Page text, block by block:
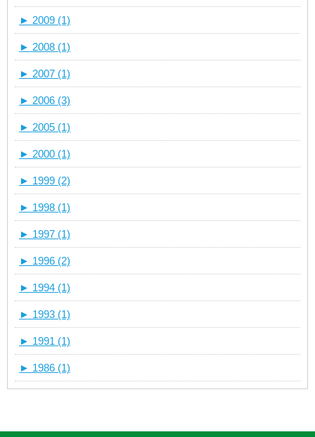
► 2009 (1)
► 2008 (1)
► 2007 (1)
► 2006 (3)
► 2005 (1)
► 2000 (1)
► 1999 (2)
► 1998 (1)
► 1997 (1)
► 1996 (2)
► 1994 (1)
► 1993 (1)
► 1991 (1)
► 1986 (1)